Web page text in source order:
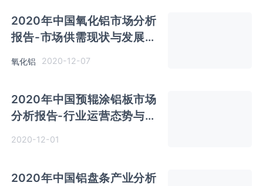
2020年中国氧化铝市场分析
报告-市场供需现状与发展动
氧化铝 2020-12-07
2020年中国预辊涂铝板市场
分析报告-行业运营态势与前
2020-12-01
2020年中国铝盘条产业分析